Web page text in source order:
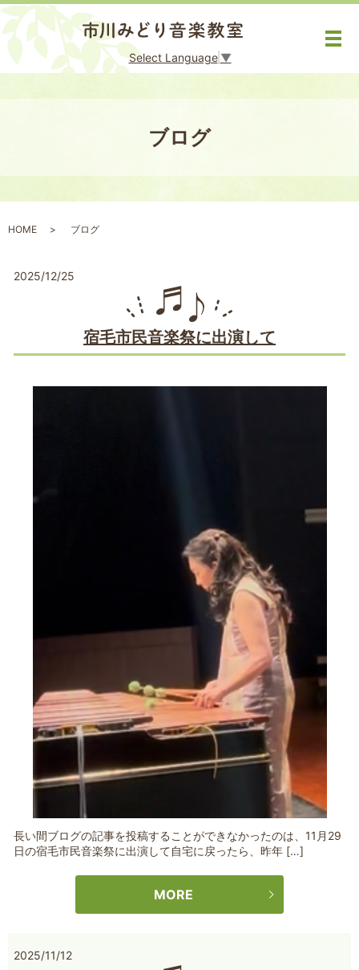
Select Language ▼
メ
ブログ
HOME ブログ
2025/12/25
宿毛市民音楽祭に出演して
長い間ブログの記事を投稿することができなかったのは、11月29
日の宿毛市民音楽祭に出演して自宅に戻ったら、昨年 […]
MORE
2025/11/12